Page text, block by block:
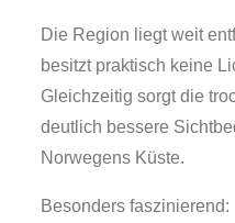
Die Region liegt weit
besitzt praktisch keine
Gleichzeitig sorgt die
deutlich bessere
Norwegens Küste.
Besonders faszinierend: